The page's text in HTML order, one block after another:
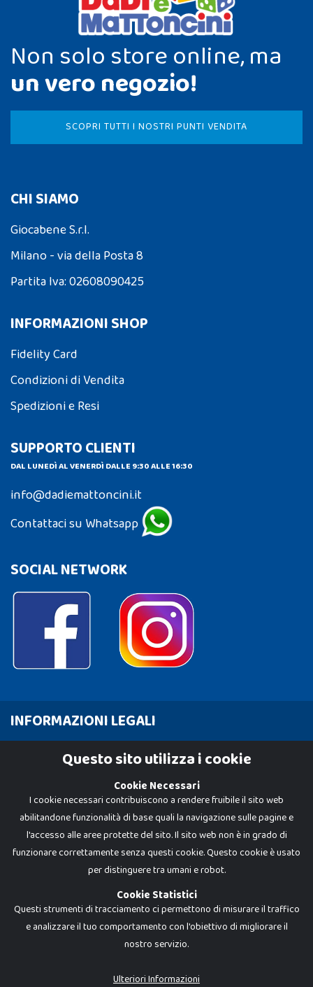
Non solo store online, ma
un vero negozio!
SCOPRI TUTTI I NOSTRI PUNTI VENDITA
CHI SIAMO
Giocabene S.r.l.
Milano - via della Posta 8
Partita Iva: 02608090425
INFORMAZIONI SHOP
Fidelity Card
Condizioni di Vendita
Spedizioni e Resi
SUPPORTO CLIENTI
DAL LUNEDÌ AL VENERDÌ DALLE 9:30 ALLE 16:30
info@dadiemattoncini.it
Contattaci su Whatsapp
SOCIAL NETWORK
INFORMAZIONI LEGALI
Cookie Policy
Dadi e Mattoncini è un brand di Giocabene Srl. Ogni riproduzione o utilizzo non
I prezzi e le promozioni pubblicate potrebbero differire da quanto esposto in
Questo sito utilizza i cookie
Cookie Necessari
I cookie necessari contribuiscono a rendere fruibile il sito web
abilitandone funzionalità di base quali la navigazione sulle pagine e
l'accesso alle aree protette del sito. Il sito web non è in grado di
funzionare correttamente senza questi cookie. Questo cookie è usato
per distinguere tra umani e robot.
Cookie Statistici
Questi strumenti di tracciamento ci permettono di misurare il traffico
e analizzare il tuo comportamento con l'obiettivo di migliorare il
nostro servizio.
Ulteriori Informazioni